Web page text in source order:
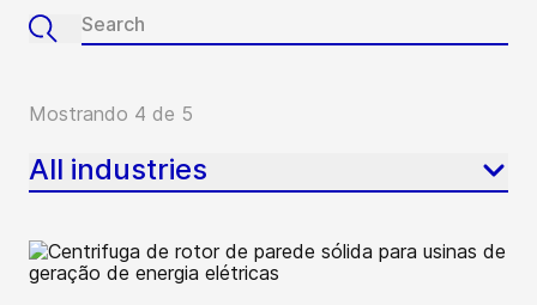
Mostrando 4 de 5
All industries